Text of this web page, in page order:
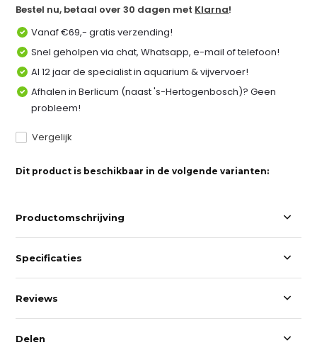
Bestel nu, betaal over 30 dagen met Klarna!
Vanaf €69,- gratis verzending!
Snel geholpen via chat, Whatsapp, e-mail of telefoon!
Al 12 jaar de specialist in aquarium & vijvervoer!
Afhalen in Berlicum (naast 's-Hertogenbosch)? Geen
probleem!
Vergelijk
Dit product is beschikbaar in de volgende varianten:
Productomschrijving
Specificaties
Reviews
Delen